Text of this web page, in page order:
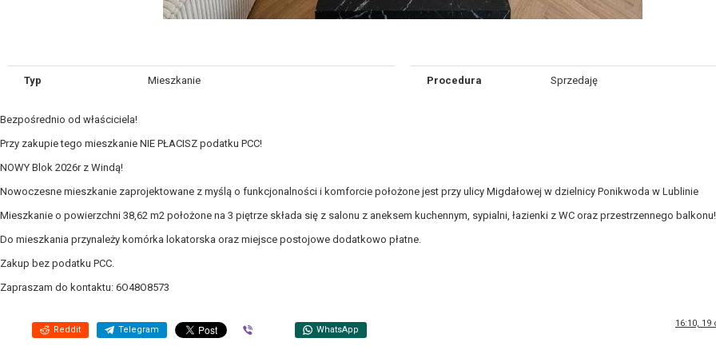
Typ Mieszkanie Procedura Sprzedaję
Bezpośrednio od właściciela!
Przy zakupie tego mieszkanie NIE PŁACISZ podatku PCC!
NOWY Blok 2026r z Windą!
Nowoczesne mieszkanie zaprojektowane z myślą o funkcjonalności i komforcie położone jest przy ulicy Migdałowej w dzielnicy Ponikwoda w Lublinie
Mieszkanie o powierzchni 38,62 m2 położone na 3 piętrze składa się z salonu z aneksem kuchennym, sypialni, łazienki z WC oraz przestrzennego balkonu!
Do mieszkania przynależy komórka lokatorska oraz miejsce postojowe dodatkowo płatne.
Zakup bez podatku PCC.
Zapraszam do kontaktu: 6O48O8573
Reddit Telegram WhatsApp
16:10,